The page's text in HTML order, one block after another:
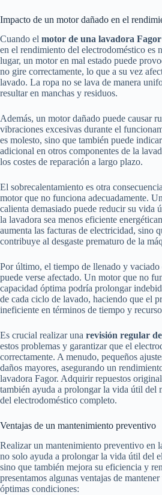
Impacto de un motor dañado en el
Cuando el motor de una lavadora Fagor
en el rendimiento del electrodoméstico es
lugar, un motor en mal estado puede
no gire correctamente, lo que a su vez
lavado. La ropa no se lava de manera
resultar en manchas y residuos.
Además, un motor dañado puede causar
vibraciones excesivas durante el
es molesto, sino que también puede
adicional en otros componentes de la
los costes de reparación a largo plazo.
El sobrecalentamiento es otra
motor que no funciona adecuadamente.
calienta demasiado puede reducir su vida
la lavadora sea menos eficiente
aumenta las facturas de electricidad, sino
contribuye al desgaste prematuro de la
Por último, el tiempo de llenado y vaciado
puede verse afectado. Un motor que no
capacidad óptima podría prolongar
de cada ciclo de lavado, haciendo que el
ineficiente en términos de tiempo y
Es crucial realizar una revisión regular
estos problemas y garantizar que el
correctamente. A menudo, pequeños
daños mayores, asegurando un
lavadora Fagor. Adquirir repuestos
también ayuda a prolongar la vida útil del
del electrodoméstico completo.
Ventajas de un mantenimiento preventivo
Realizar un mantenimiento preventivo en
no solo ayuda a prolongar la vida útil del
sino que también mejora su eficiencia y
presentamos algunas ventajas de
óptimas condiciones: